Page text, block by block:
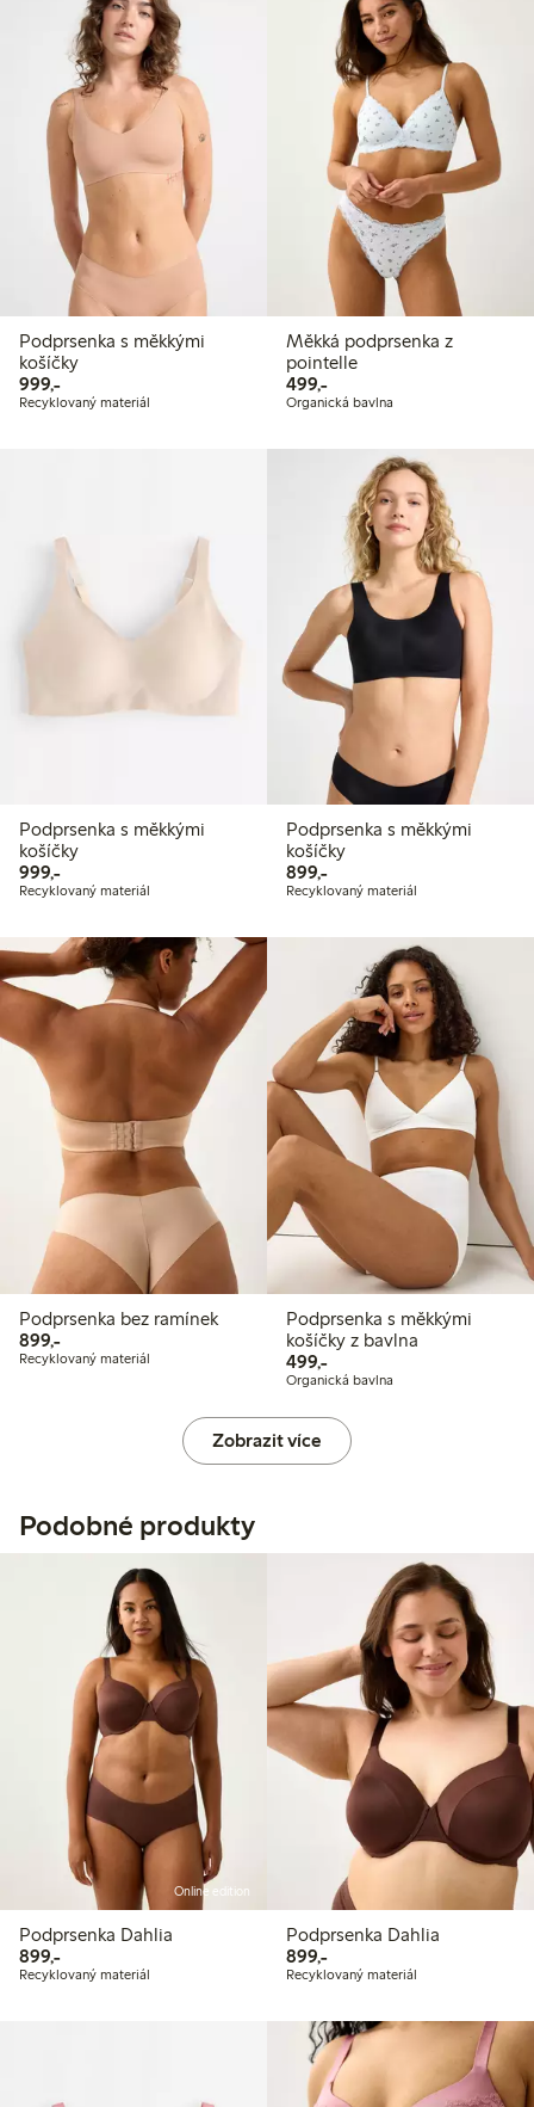
Podprsenka s měkkými
košíčky
999,-999,00 Kč
Recyklovaný materiál
Měkká podprsenka z
pointelle
499,-499,00 Kč
Organická bavlna
Podprsenka s měkkými
košíčky
999,-999,00 Kč
Recyklovaný materiál
Podprsenka s měkkými
košíčky
899,-899,00 Kč
Recyklovaný materiál
Podprsenka bez ramínek
899,-899,00 Kč
Recyklovaný materiál
Podprsenka s měkkými
košíčky z bavlna
499,-499,00 Kč
Organická bavlna
Zobrazit více
Podobné produkty
Online edition
Podprsenka Dahlia
899,-899,00 Kč
Recyklovaný materiál
Podprsenka Dahlia
899,-899,00 Kč
Recyklovaný materiál